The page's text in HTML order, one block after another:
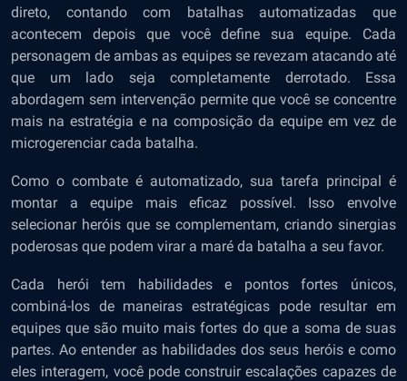
direto, contando com batalhas automatizadas que
acontecem depois que você define sua equipe. Cada
personagem de ambas as equipes se revezam atacando até
que um lado seja completamente derrotado. Essa
abordagem sem intervenção permite que você se concentre
mais na estratégia e na composição da equipe em vez de
microgerenciar cada batalha.
Como o combate é automatizado, sua tarefa principal é
montar a equipe mais eficaz possível. Isso envolve
selecionar heróis que se complementam, criando sinergias
poderosas que podem virar a maré da batalha a seu favor.
Cada herói tem habilidades e pontos fortes únicos,
combiná-los de maneiras estratégicas pode resultar em
equipes que são muito mais fortes do que a soma de suas
partes. Ao entender as habilidades dos seus heróis e como
eles interagem, você pode construir escalações capazes de